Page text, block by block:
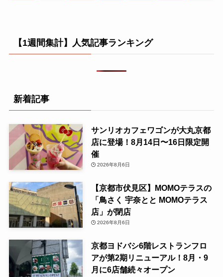
【1週間集計】人気記事ランキング
新着記事
サンリオカフェワゴンが大丸京都
店に登場！8月14日〜16日限定開
催
2026年8月6日
【京都市伏見区】MOMOテラスの
「鳥さく 宇奈とと MOMOテラス
店」が閉店
2026年8月6日
京都ヨドバシ6階レストランフロ
アが第2期リニューアル！8月・9
月に6店舗続々オープン